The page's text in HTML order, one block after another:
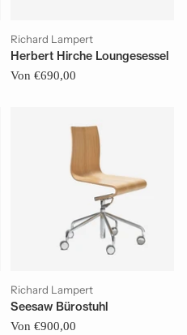
Richard Lampert
Herbert Hirche Loungesessel
Von €690,00
Richard Lampert
Seesaw Bürostuhl
Von €900,00